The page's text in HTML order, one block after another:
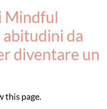
Mindful
abitudini da
diventare un
this page.